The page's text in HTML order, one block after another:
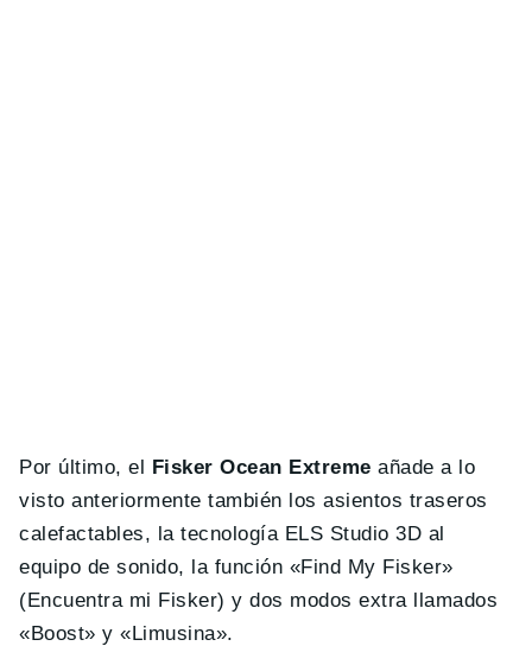
Por último, el Fisker Ocean Extreme añade a lo
visto anteriormente también los asientos traseros
calefactables, la tecnología ELS Studio 3D al
equipo de sonido, la función «Find My Fisker»
(Encuentra mi Fisker) y dos modos extra llamados
«Boost» y «Limusina».